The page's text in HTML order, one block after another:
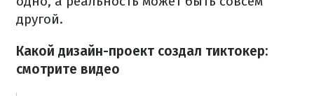
другой.
Какой дизайн-проект создал тиктокер:
смотрите видео